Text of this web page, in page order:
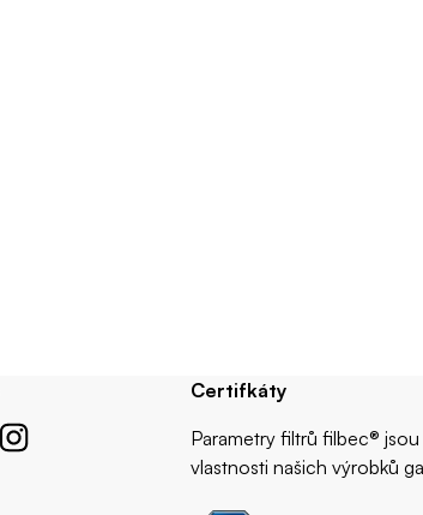
Certifkáty
Parametry filtrů filbec®
vlastnosti našich výrobků